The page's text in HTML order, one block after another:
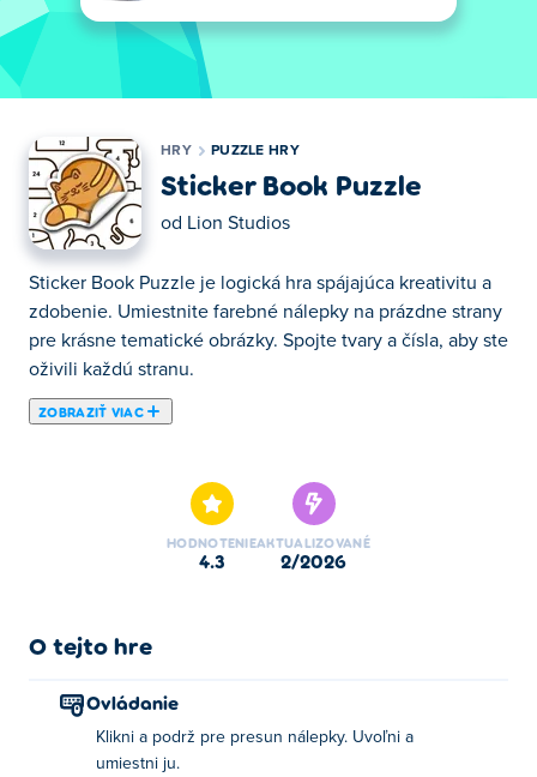
HRY PUZZLE HRY
Sticker Book Puzzle
od Lion Studios
Sticker Book Puzzle je logická hra spájajúca kreativitu a
zdobenie. Umiestnite farebné nálepky na prázdne strany
pre krásne tematické obrázky. Spojte tvary a čísla, aby ste
oživili každú stranu.
ZOBRAZIŤ VIAC
farebné majstrovské diela umiestnením každej žiarivej
nálepky na jej dokonalé miesto. Vyriešte každú hádanku,
dokončite očarujúce scény a naplňte celú svoju knihu
Ako hrať Sticker Book Puzzle?
Kliknutím a podržaním nálepku presuniete, uvoľnením
nálepku umiestnite na stránku.
HODNOTENIE
4.3
AKTUALIZOVANÉ
2/2026
O tejto hre
Ovládanie
Klikni a podrž pre presun nálepky. Uvoľni a
umiestni ju.